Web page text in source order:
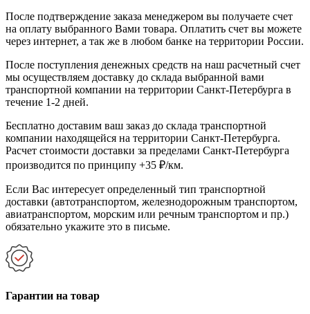
После подтверждение заказа менеджером вы получаете счет
на оплату выбранного Вами товара. Оплатить счет вы можете
через интернет, а так же в любом банке на территории России.
После поступления денежных средств на наш расчетный счет
мы осуществляем доставку до склада выбранной вами
транспортной компании на территории Санкт-Петербурга в
течение 1-2 дней.
Бесплатно доставим ваш заказ до склада транспортной
компании находящейся на территории Санкт-Петербурга.
Расчет стоимости доставки за пределами Санкт-Петербурга
производится по принципу +35 ₽/км.
Если Вас интересует определенный тип транспортной
доставки (автотранспортом, железнодорожным транспортом,
авиатранспортом, морским или речным транспортом и пр.)
обязательно укажите это в письме.
Гарантии на товар